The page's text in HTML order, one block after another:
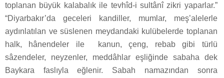
toplanan büyük kalabalık ile tevhîd‑i sultânî zikri yaparlar.”
“Diyarbakır’da geceleri kandiller, mumlar, meş’alelerle
aydınlatılan ve süslenen meydandaki kulübelerde toplanan
halk, hânendeler ile kanun, çeng, rebab gibi türlü
sâzendeler, neyzenler, meddâhlar eşliğinde sabaha dek
Baykara faslıyla eğlenir. Sabah namazından sonra